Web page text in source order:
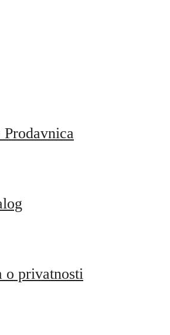
o privatnosti